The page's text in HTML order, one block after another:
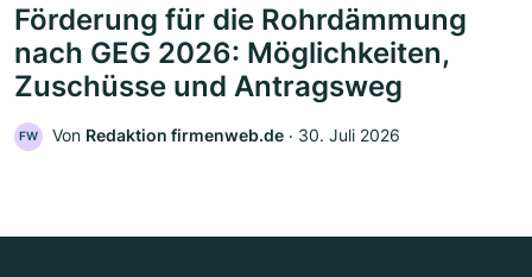
Förderung für die Rohrdämmung
nach GEG 2026: Möglichkeiten,
Zuschüsse und Antragsweg
FW Von Redaktion firmenweb.de ‧ 30. Juli 2026